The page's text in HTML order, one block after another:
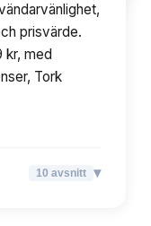
prisvärde.
kr, med
Tork
10 avsnitt ▾